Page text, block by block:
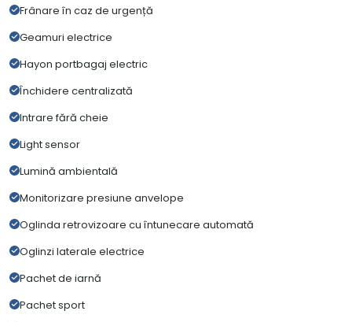
Frânare în caz de urgență
Geamuri electrice
Hayon portbagaj electric
Închidere centralizată
Intrare fără cheie
Light sensor
Lumină ambientală
Monitorizare presiune anvelope
Oglinda retrovizoare cu întunecare automată
Oglinzi laterale electrice
Pachet de iarnă
Pachet sport